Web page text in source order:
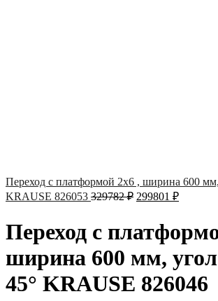
Переход с платформой 2х6 , ширина 600
KRAUSE 826053 329782₽ 299801 ₽
Переход с
ширина 600 мм,
45° KRAUSE 826046